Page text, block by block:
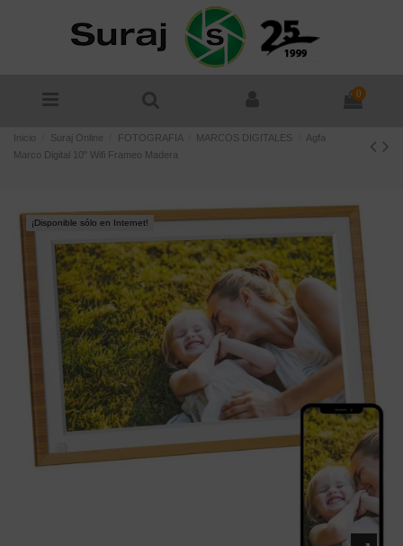
0
Inicio Suraj Online FOTOGRAFIA MARCOS DIGITALES
Agfa
Marco Digital 10" Wifi Frameo Madera
¡Disponible sólo en Internet!